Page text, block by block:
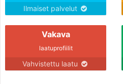
Ilmaiset palvelut
Vakava
laatuprofiilit
Vahvistettu laatu